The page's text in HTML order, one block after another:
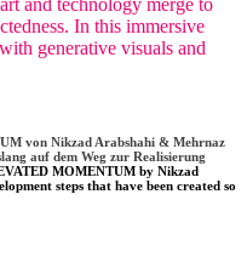
In this immersive
generative visuals and
von Nikzad Arabshahi & Mehrnaz
auf dem Weg zur Realisierung
MOMENTUM by Nikzad
steps that have been created so